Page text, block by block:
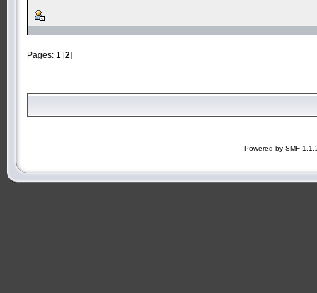
Pages: 1 [2]
Powered by SMF